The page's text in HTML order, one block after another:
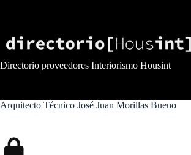
Directorio proveedores Interiorismo Housint
Arquitecto Técnico José Juan Morillas Bueno